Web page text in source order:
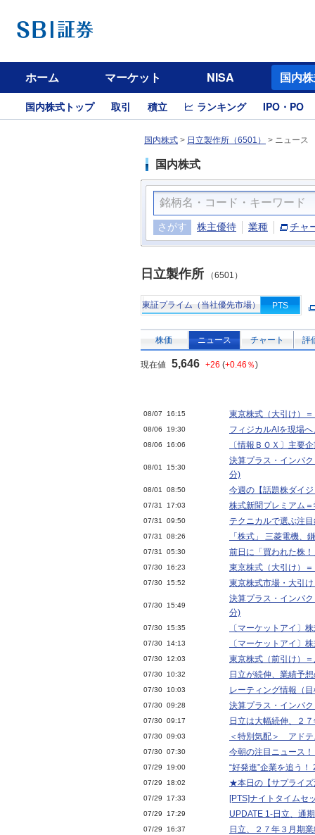
ホーム マーケット NISA 国内
国内株式トップ 取引 積立 ランキング IPO・PO
国内株式 > 日立製作所（6501） > ニュース
国内株式
さがす 株主優待 業種 チャ
日立製作所 （6501）
東証プライム（当社優先市場） PTS
株価 ニュース チャート 評
現在値 5,646 +26 (+0.46％)
08/07 16:15 東京株式（大引け）
08/06 19:30 フィジカルAIを現場
08/06 16:06 〔情報ＢＯＸ〕主要
08/01 15:30
決算プラス・インパ
分)
08/01 08:50 今週の【話題株ダイ
07/31 17:03 株式新聞プレミアム
07/31 09:50 テクニカルで選ぶ注
07/31 08:26 「株式」 三菱電機、
07/31 05:30 前日に「買われた株
07/30 16:23 東京株式（大引け）
07/30 15:52 東京株式市場・大引
07/30 15:49
決算プラス・インパ
分)
07/30 15:35 〔マーケットアイ〕
07/30 14:13 〔マーケットアイ〕
07/30 12:03 東京株式（前引け）
07/30 10:32 日立が続伸、業績予
07/30 10:03 レーティング情報（
07/30 09:28 決算プラス・インパ
07/30 09:17 日立は大幅続伸、２
07/30 09:03 ＜特別気配＞ アドテ
07/30 07:30 今朝の注目ニュース
07/29 19:00 “好発進”企業を追う
07/29 18:02 ★本日の【サプライ
07/29 17:33 [PTS]ナイトタイム
07/29 17:29 UPDATE 1-日立、通
07/29 16:37 日立、２７年３月期